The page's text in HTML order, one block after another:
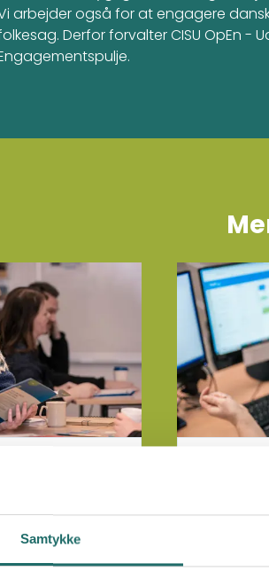
Samtykke
arbejder også for at engagere
Derfor forvalter CISU OpEn -
og læs om de
Læs mere